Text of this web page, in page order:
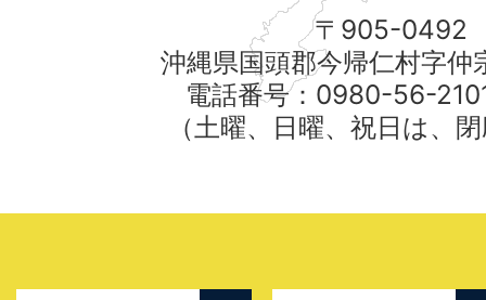
〒905-0492
沖縄県国頭郡今帰仁村字仲
電話番号：0980-56-
（土曜、日曜、祝日は、